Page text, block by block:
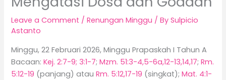
Leave a Comment /Renungan Minggu / BySulpicio
Astanto
Minggu, 22 Februari 2026, Minggu Prapaskah I Tahun A
Bacaan:Kej. 2:7-9; 3:1-7;Mzm. 51:3-4,5-6a,12-13,14,17;Rm.
5:12-19 (panjang) atauRm. 5:12,17-19 (singkat);Mat. 4:1-